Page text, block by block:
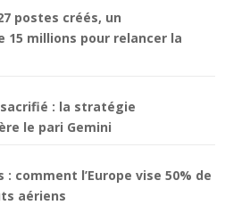
postes créés, un
15 millions pour relancer la
: la stratégie
le pari Gemini
comment l’Europe vise 50% de
aériens